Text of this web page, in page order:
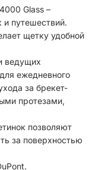
Glass –
и путешествий.
щетку удобной
ведущих
ежедневного
за брекет-
протезами,
позволяют
за поверхностью